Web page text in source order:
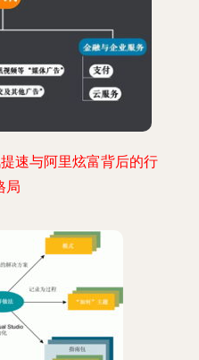
速与阿里炫富背后的行
局